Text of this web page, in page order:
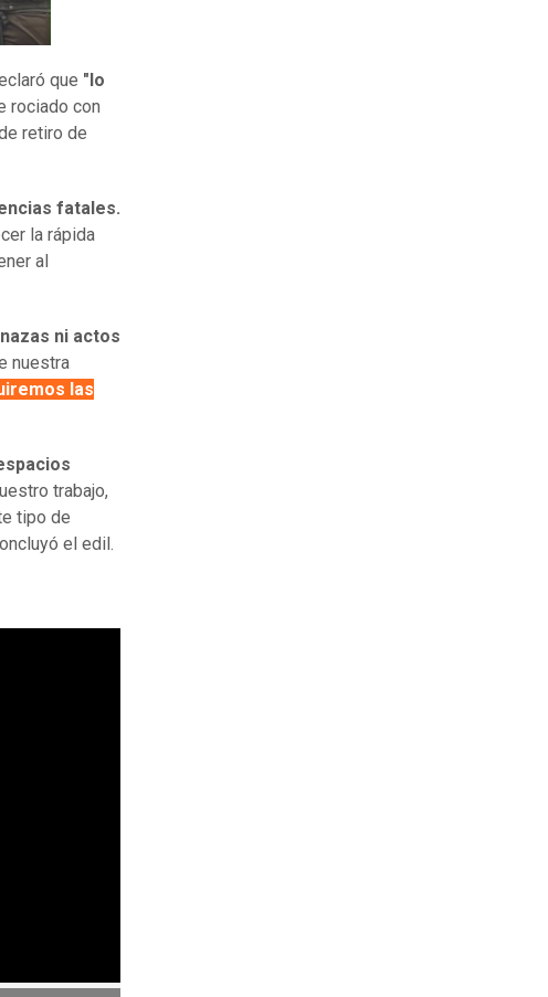
que "lo
rociado con
retiro de
fatales.
la rápida
al
ni actos
nuestra
las
trabajo,
tipo de
el edil.